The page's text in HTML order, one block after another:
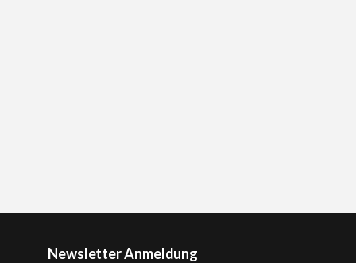
Newsletter Anmeldung